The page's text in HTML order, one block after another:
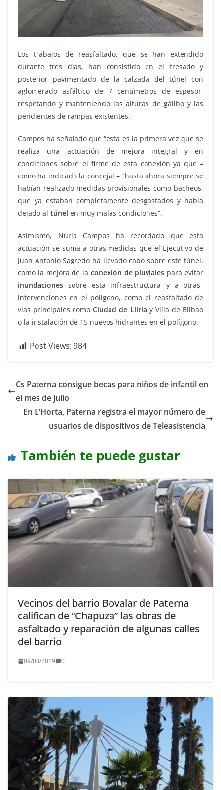
Los trabajos de reasfaltado, que se han extendido
durante tres días, han consistido en el fresado y
posterior pavimentado de la calzada del túnel con
aglomerado asfáltico de 7 centímetros de espesor,
respetando y manteniendo las alturas de gálibo y las
pendientes de rampas existentes.
Campos ha señalado que “esta es la primera vez que se
realiza una actuación de mejora integral y en
condiciones sobre el firme de esta conexión ya que –
como ha indicado la concejal – “hasta ahora siempre se
habían realizado medidas provisionales como bacheos,
que ya estaban completamente desgastados y había
dejado al túnel en muy malas condiciones”.
Asimismo, Núria Campos ha recordado que esta
actuación se suma a otras medidas que el Ejecutivo de
Juan Antonio Sagredo ha llevado cabo sobre este túnel,
como la mejora de la conexión de pluviales para evitar
inundaciones sobre esta infraestructura y a otras
intervenciones en el polígono, como el reasfaltado de
vías principales comoCiudad de Lliria y Villa de Bilbao
o la instalación de 15 nuevos hidrantes en el polígono.
Post Views: 984
Cs Paterna consigue becas para niños de infantil en
el mes de julio
En L’Horta, Paterna registra el mayor número de
usuarios de dispositivos de Teleasistencia
También te puede gustar
Vecinos del barrio Bovalar de Paterna
califican de “Chapuza” las obras de
asfaltado y reparación de algunas calles
del barrio
09/08/2019 0